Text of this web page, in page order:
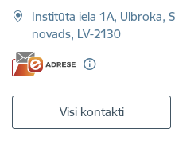
Institūta iela 1A, Ulbroka,
novads, LV-2130
Visi kontakti